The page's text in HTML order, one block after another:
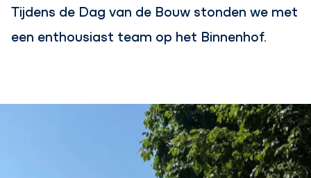
Tijdens de Dag van de Bouw stonden we met
een enthousiast team op het Binnenhof.